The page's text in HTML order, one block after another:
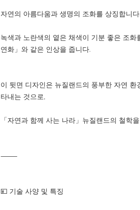
자연의 아름다움과 생명의 조화를 상징합니다.
녹색과 노란색의 옅은 채색이 기분 좋은 조
연화」와 같은 인상을 줍니다.
이 뒷면 디자인은 뉴질랜드의 풍부한 자연
타내는 것으로,
「자연과 함께 사는 나라」뉴질랜드의 철학
⸻
💴 기술 사양 및 특징